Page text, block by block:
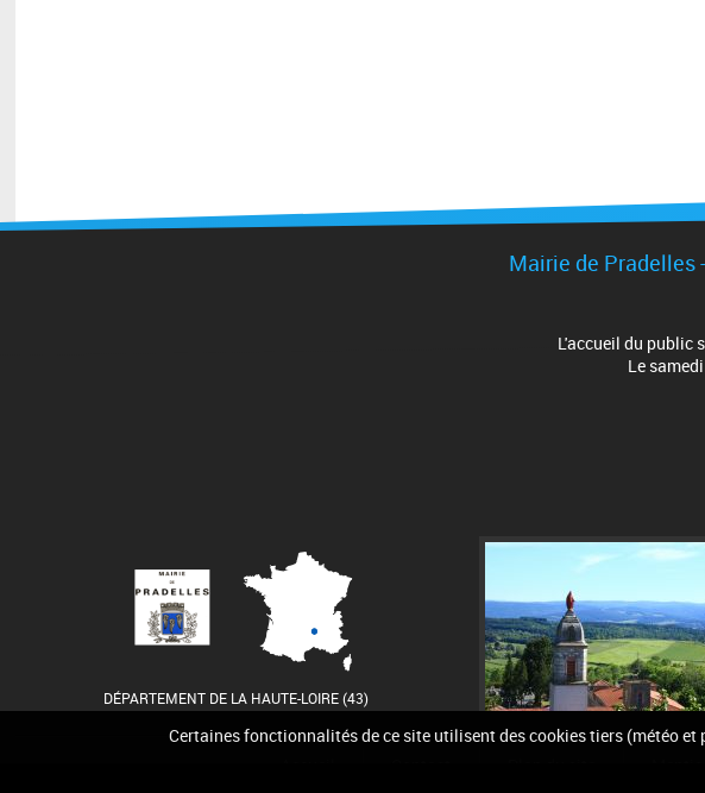
Certaines fonctionnalités de ce site utilisent des cookies tiers (météo et
Mairie de Pradelles
L'accueil du public
Le
DÉPARTEMENT DE LA HAUTE-LOIRE (43)